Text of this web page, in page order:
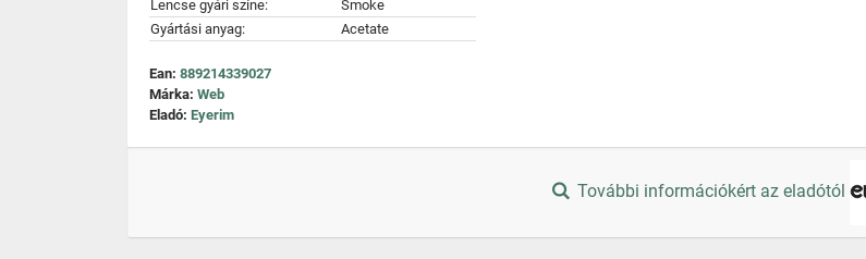
Lencse gyári színe:
Smoke
Gyártási anyag:
Acetate
Ean: 889214339027
Márka: Web
Eladó: Eyerim
További információkért az eladótól